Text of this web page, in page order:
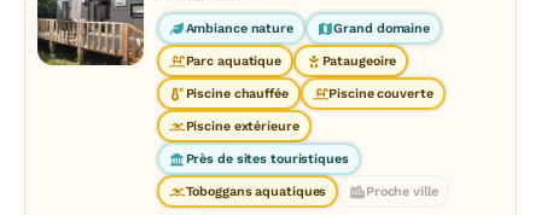
Ambiance nature Grand domaine
Parc aquatique Pataugeoire
Piscine chauffée Piscine couverte
Piscine extérieure
Près de sites touristiques
Toboggans aquatiques Proche ville